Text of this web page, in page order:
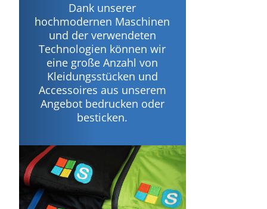
Dank unserer
hochmodernen Maschinen
und der verwendeten
Technologien können wir
eine große Anzahl von
Kleidungsstücken und
Accessoires aus unserem
Angebot bedrucken oder
besticken.